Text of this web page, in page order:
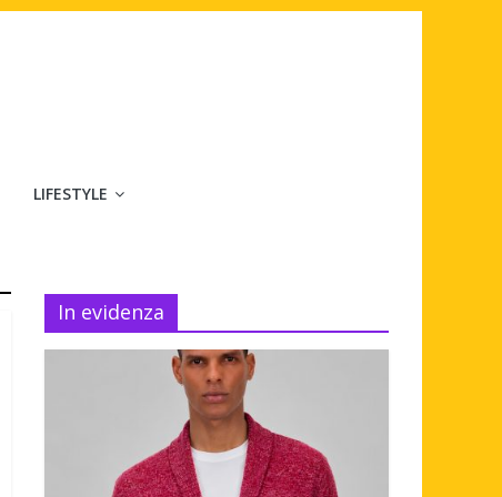
LIFESTYLE
In evidenza